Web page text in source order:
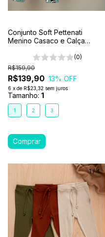
Conjunto Soft Pettenati
Menino Casaco e Calça
(0)
R$139,90
R$159,90
13% OFF
6 x de R$23,32 sem juros
Tamanho: 1
1 2 3
1/4